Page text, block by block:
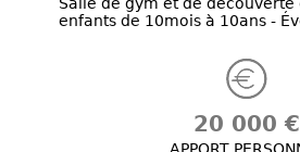
enfants de 10mois à 10ans -
20 000 €